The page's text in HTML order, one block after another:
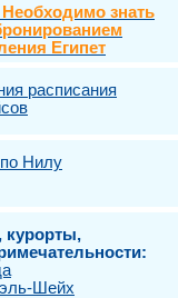
Необходимо знать
Египет
расписания
Нилу
курорты,
Шейх